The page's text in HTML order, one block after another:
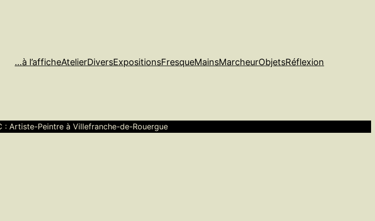
…à l’afficheAtelierDiversExpositionsFresqueMainsMarcheurObjetsRéflexion
: Artiste-Peintre à Villefranche-de-Rouergue